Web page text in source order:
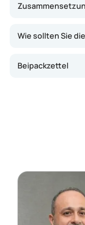
Wie sollten Sie
Beipackzettel